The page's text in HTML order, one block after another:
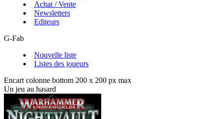
Achat / Vente
Newsletters
Editeurs
G-Fab
Nouvelle liste
Listes des joueurs
Encart colonne bottom 200 x 200 px max
Un jeu au hasard